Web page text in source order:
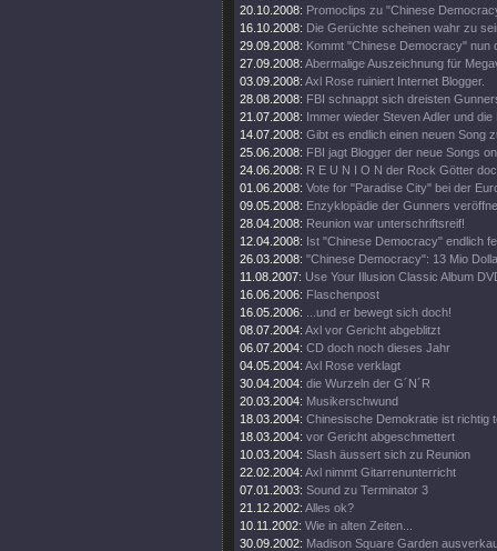
20.10.2008: Promoclips zu "Chinese
16.10.2008: Die Gerüchte scheinen wahr zu
29.09.2008: Kommt "Chinese Democracy" nun
27.09.2008: Abermalige Auszeichnung für
03.09.2008: Axl Rose ruiniert Internet Blogger.
28.08.2008: FBI schnappt sich dreisten
21.07.2008: Immer wieder Steven Adler und die
14.07.2008: Gibt es endlich einen neuen Song
25.06.2008: FBI jagt Blogger der neue Songs
24.06.2008: R E U N I O N der Rock Götter
01.06.2008: Vote for "Paradise City" bei der
09.05.2008: Enzyklopädie der Gunners
28.04.2008: Reunion war unterschriftsreif!
12.04.2008: Ist "Chinese Democracy" endlich
26.03.2008: "Chinese Democracy": 13 Mio
11.08.2007: Use Your Illusion Classic Album
16.06.2006: Flaschenpost
16.05.2006:
...und er bewegt sich doch!
08.07.2004: Axl vor Gericht abgeblitzt
06.07.2004: CD doch noch dieses Jahr
04.05.2004: Axl Rose verklagt
30.04.2004: die Wurzeln der G´N´R
20.03.2004: Musikerschwund
18.03.2004: Chinesische Demokratie ist richtig
18.03.2004: vor Gericht abgeschmettert
10.03.2004: Slash äussert sich zu Reunion
22.02.2004: Axl nimmt Gitarrenunterricht
07.01.2003: Sound zu Terminator 3
21.12.2002: Alles ok?
10.11.2002: Wie in alten Zeiten...
30.09.2002: Madison Square Garden